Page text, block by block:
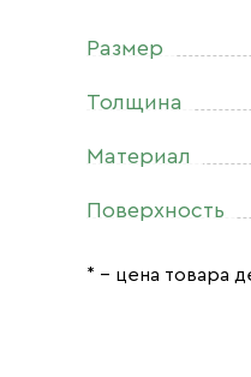
Размер
Толщина
Материал
Поверхность
* – цена товара